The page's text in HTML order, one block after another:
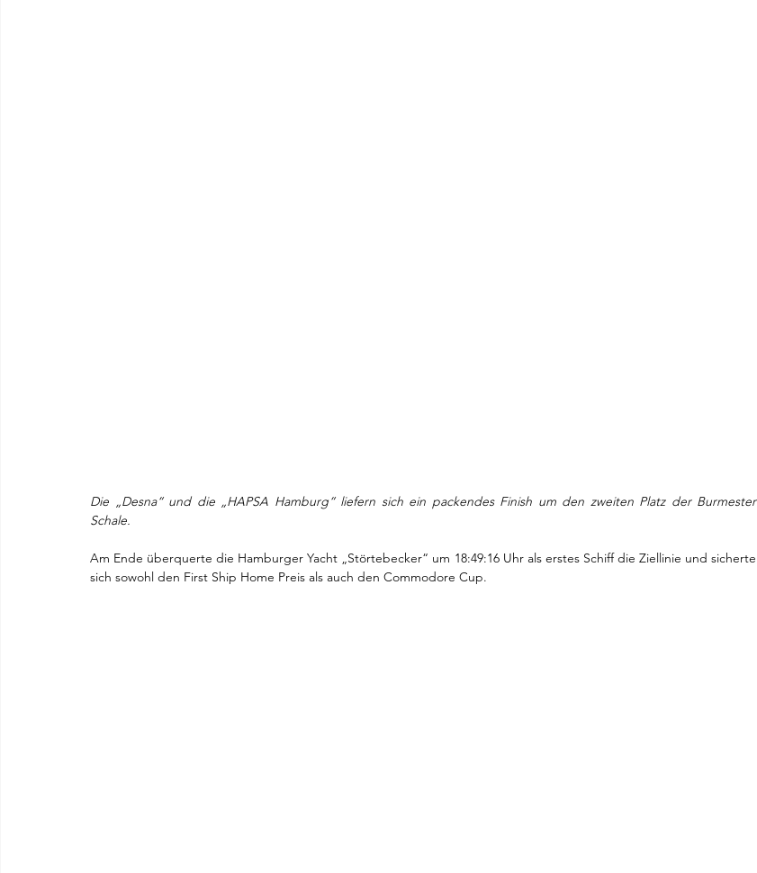
Die „Desna“ und die „HAPSA Hamburg“ liefern sich ein packendes Finish um den zweiten Platz der Burmester
Schale.
Am Ende überquerte die Hamburger Yacht „Störtebecker“ um 18:49:16 Uhr als erstes Schiff die Ziellinie und sicherte
sich sowohl den First Ship Home Preis als auch den Commodore Cup.